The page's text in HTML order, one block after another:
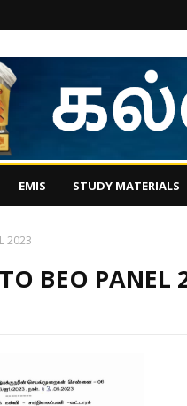
EMIS STUDY MATERIALS
2023
BEO PANEL